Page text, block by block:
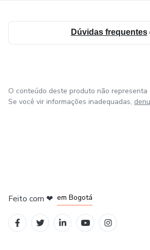
Dúvidas frequentes
O conteúdo deste produto não representa
Se você vir informações inadequadas,
Feito com ❤ em Bogotá